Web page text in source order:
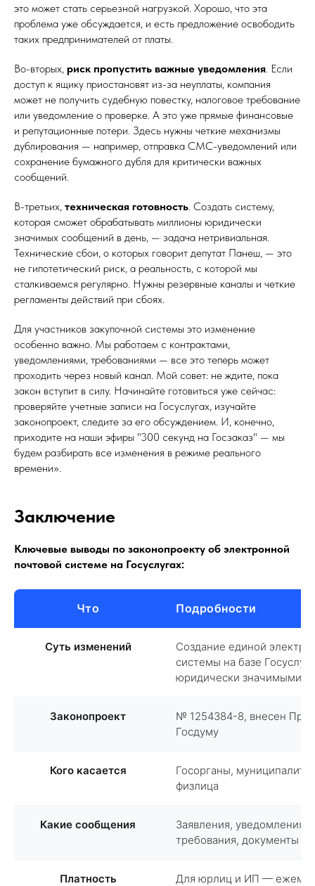
это может стать серьезной нагрузкой. Хорошо, что эта
проблема уже обсуждается, и есть предложение освободить
таких предпринимателей от платы.
Во-вторых, риск пропустить важные уведомления. Если
доступ к ящику приостановят из-за неуплаты, компания
может не получить судебную повестку, налоговое требование
или уведомление о проверке. А это уже прямые финансовые
и репутационные потери. Здесь нужны четкие механизмы
дублирования — например, отправка СМС-уведомлений или
сохранение бумажного дубля для критически важных
сообщений.
В-третьих, техническая готовность. Создать систему,
которая сможет обрабатывать миллионы юридически
значимых сообщений в день, — задача нетривиальная.
Технические сбои, о которых говорит депутат Панеш, — это
не гипотетический риск, а реальность, с которой мы
сталкиваемся регулярно. Нужны резервные каналы и четкие
регламенты действий при сбоях.
Для участников закупочной системы это изменение
особенно важно. Мы работаем с контрактами,
уведомлениями, требованиями — все это теперь может
проходить через новый канал. Мой совет: не ждите, пока
закон вступит в силу. Начинайте готовиться уже сейчас:
проверяйте учетные записи на Госуслугах, изучайте
законопроект, следите за его обсуждением. И, конечно,
приходите на наши эфиры "300 секунд на Госзаказ" — мы
будем разбирать все изменения в режиме реального
времени».
Заключение
Ключевые выводы по законопроекту об электронной
почтовой системе на Госуслугах:
Что Подробности
Суть изменений
Создание единой
системы на базе
юридически значимыми
Законопроект
№ 1254384-8, внесен
Госдуму
Кого касается
Госорганы,
физлица
Какие сообщения
Заявления, уведомления,
требования, документы
Платность Для юрлиц и ИП —